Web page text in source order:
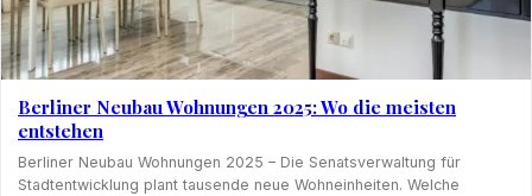
Berliner Neubau Wohnungen 2025: Wo die meisten
entstehen
Berliner Neubau Wohnungen 2025 – Die Senatsverwaltung für
Stadtentwicklung plant tausende neue Wohneinheiten. Welche